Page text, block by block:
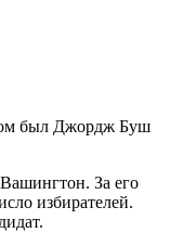
был Джордж Буш
За его
избирателей.